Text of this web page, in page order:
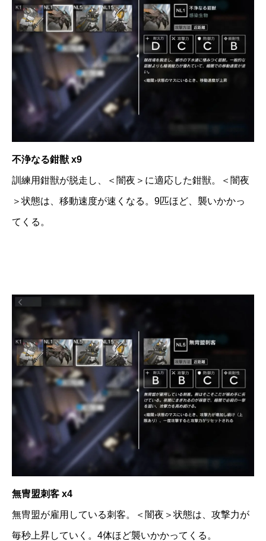
不浄なる鉗獣 x9
訓練用鉗獣が脱走し、＜闇夜＞に適応した鉗獣。＜闇夜
＞状態は、移動速度が速くなる。9匹ほど、襲いかかっ
てくる。
無冑盟刺客 x4
無冑盟が雇用している刺客。＜闇夜＞状態は、攻撃力が
毎秒上昇していく。4体ほど襲いかかってくる。